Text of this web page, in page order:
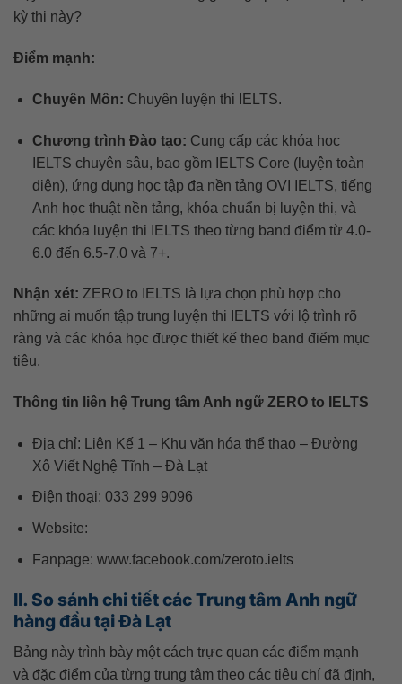
kỳ thi này?
Điểm mạnh:
Chuyên Môn: Chuyên luyện thi IELTS.
Chương trình Đào tạo: Cung cấp các khóa học
IELTS chuyên sâu, bao gồm IELTS Core (luyện toàn
diện), ứng dụng học tập đa nền tảng OVI IELTS, tiếng
Anh học thuật nền tảng, khóa chuẩn bị luyện thi, và
các khóa luyện thi IELTS theo từng band điểm từ 4.0-
6.0 đến 6.5-7.0 và 7+.
Nhận xét: ZERO to IELTS là lựa chọn phù hợp cho
những ai muốn tập trung luyện thi IELTS với lộ trình rõ
ràng và các khóa học được thiết kế theo band điểm mục
tiêu.
Thông tin liên hệ Trung tâm Anh ngữ ZERO to IELTS
Địa chỉ: Liên Kế 1 – Khu văn hóa thể thao – Đường
Xô Viết Nghệ Tĩnh – Đà Lạt
Điện thoại: 033 299 9096
Website:
Fanpage: www.facebook.com/zeroto.ielts
II. So sánh chi tiết các Trung tâm Anh ngữ
hàng đầu tại Đà Lạt
Bảng này trình bày một cách trực quan các điểm mạnh
và đặc điểm của từng trung tâm theo các tiêu chí đã định,